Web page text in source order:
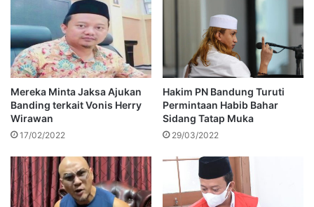
Mereka Minta Jaksa Ajukan
Banding terkait Vonis Herry
Wirawan
17/02/2022
Hakim PN Bandung Turuti
Permintaan Habib Bahar
Sidang Tatap Muka
29/03/2022